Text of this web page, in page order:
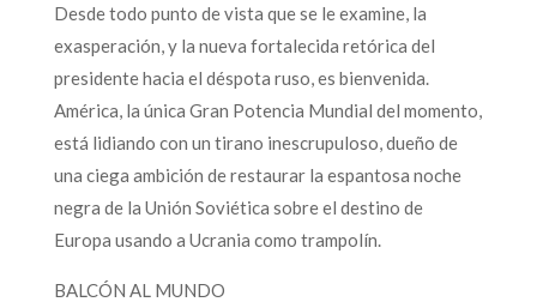
Desde todo punto de vista que se le examine, la
exasperación, y la nueva fortalecida retórica del
presidente hacia el déspota ruso, es bienvenida.
América, la única Gran Potencia Mundial del momento,
está lidiando con un tirano inescrupuloso, dueño de
una ciega ambición de restaurar la espantosa noche
negra de la Unión Soviética sobre el destino de
Europa usando a Ucrania como trampolín.
BALCÓN AL MUNDO